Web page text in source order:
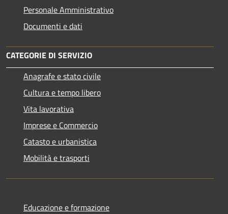
Personale Amministrativo
Documenti e dati
CATEGORIE DI SERVIZIO
Anagrafe e stato civile
Cultura e tempo libero
Vita lavorativa
Imprese e Commercio
Catasto e urbanistica
Mobilità e trasporti
Educazione e formazione